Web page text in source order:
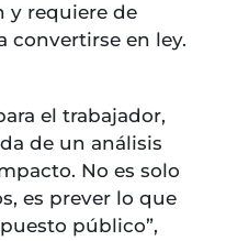
y requiere de
convertirse en ley.
el trabajador,
de un análisis
No es solo
es prever lo que
público”,